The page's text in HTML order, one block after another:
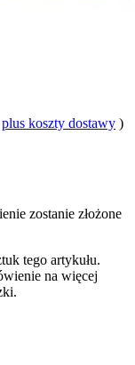
plus koszty dostawy )
zostanie złożone
tego artykułu.
na więcej